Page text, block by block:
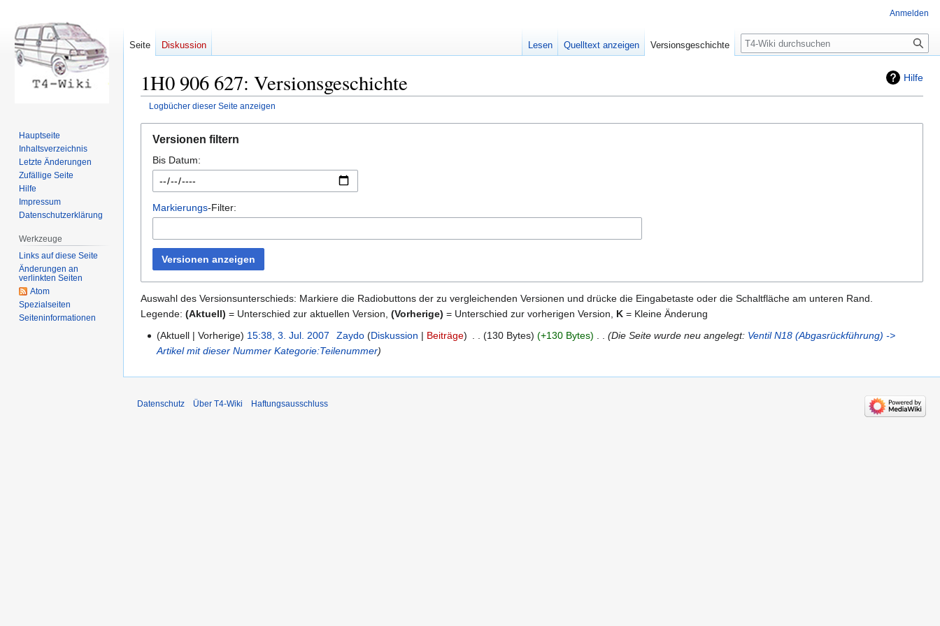
Hilfe
1H0 906 627: Versionsgeschichte
Logbücher dieser Seite anzeigen
Navigation
springen
Suche
springen
Versionen filtern
Bis Datum:
Markierungs-Filter:
Versionen anzeigen
Auswahl des Versionsunterschieds: Markiere die Radiobuttons der zu vergleichenden Versionen und drücke die Eingabetaste oder die Schaltfläche am unteren Rand.
Legende: (Aktuell) = Unterschied zur aktuellen Version, (Vorherige) = Unterschied zur vorherigen Version, K = Kleine Änderung
3.
Juli
Aktuell Vorherige 15:38, 3. Jul. 2007 Zaydo Diskussion Beiträge 130 Bytes +130 Bytes Die Seite wurde neu angelegt: Ventil N18 (Abgasrückführung) ->
Artikel mit dieser Nummer Kategorie:Teilenummer
Anmelden
Seite Diskussion Lesen Quelltext anzeigen Versionsgeschichte Suche
Hauptseite
Inhaltsverzeichnis
Letzte Änderungen
Zufällige Seite
Hilfe
Impressum
Datenschutzerklärung
Werkzeuge
Links auf diese Seite
Änderungen an
verlinkten Seiten
Atom
Spezialseiten
Seiten­informationen
Datenschutz Über T4-Wiki Haftungsausschluss